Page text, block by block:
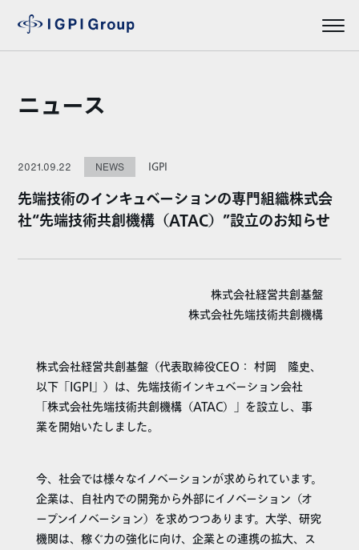
ニュース
2021.09.22 NEWS IGPI
先端技術のインキュベーションの専門組織株式会
社“先端技術共創機構（ATAC）”設立のお知らせ
株式会社経営共創基盤
株式会社先端技術共創機構
株式会社経営共創基盤（代表取締役CEO： 村岡 隆史、
以下「IGPI」）は、先端技術インキュベーション会社
「株式会社先端技術共創機構（ATAC）」を設立し、事
業を開始いたしました。
今、社会では様々なイノベーションが求められています。
企業は、自社内での開発から外部にイノベーション（オ
ープンイノベーション）を求めつつあります。大学、研究
機関は、稼ぐ力の強化に向け、企業との連携の拡大、ス